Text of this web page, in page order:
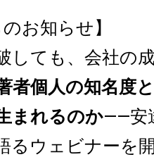
お知らせ】
しても、会社の
者個人の知名度
まれるのか——安
るウェビナーを